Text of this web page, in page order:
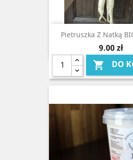
Pietruszka Z Natką
Cena
9,00 zł
 DO